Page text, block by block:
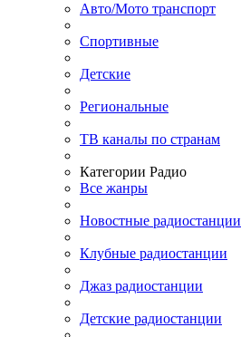
Авто/Мото транспорт
Спортивные
Детские
Региональные
ТВ каналы по странам
Категории Радио
Все жанры
Новостные радиостанции
Клубные радиостанции
Джаз радиостанции
Детские радиостанции